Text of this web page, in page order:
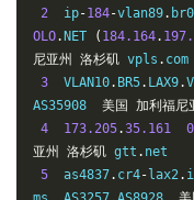
2
  ip
-184-vlan89.
OLO. NET ( 184.164.
尼亚州
洛杉矶 vpls . com
3
  VLAN10
. BR5. LAX9.
AS35908 美国 加利福尼
4
173.205.35.161
亚州
洛杉矶 gtt . net
5
  as4837
. cr4- lax2.